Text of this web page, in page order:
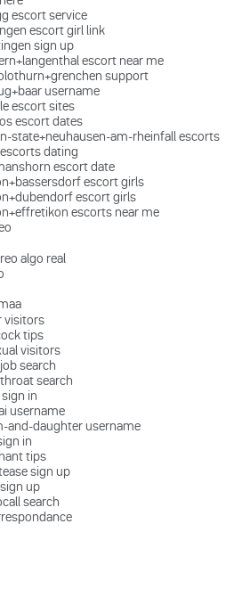
escort service
escort girl link
sign up
escort near me
support
username
escort sites
escort dates
state+neuhausen-am-rheinfall escorts
dating
escort date
escort girls
escort girls
escorts near me
algo real
visitors
tips
visitors
search
search
in
username
and-daughter username
in
tips
sign up
up
search